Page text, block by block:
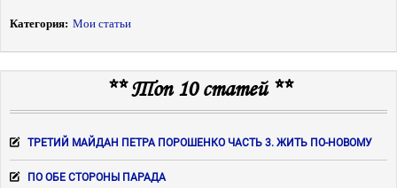
Категория: Мои статьи
** Топ 10 статей **
ТРЕТИЙ МАЙДАН ПЕТРА ПОРОШЕНКО ЧАСТЬ 3. ЖИТЬ ПО-НОВОМУ
ПО ОБЕ СТОРОНЫ ПАРАДА